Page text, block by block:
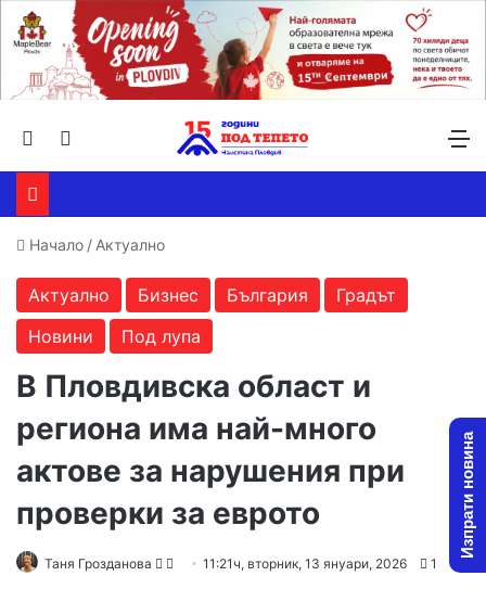
Търсене ...
Начало / Актуално
Актуално Бизнес България
Градът
Новини
Под лупа
В Пловдивска област и
региона има най-много
актове за нарушения при
проверки за еврото
Таня Грозданова
Follow
Send11:21ч, вторник, 13 януари, 2026 1
Изпрати новина